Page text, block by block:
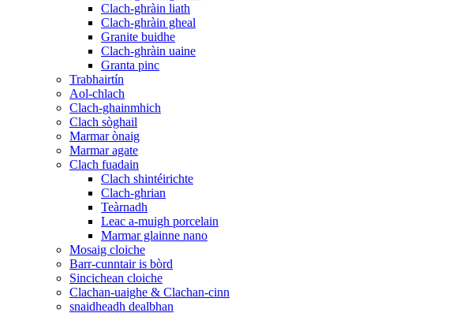
Clach-ghràin liath
Clach-ghràin gheal
Granite buidhe
Clach-ghràin uaine
Granta pinc
Trabhairtín
Aol-chlach
Clach-ghainmhich
Clach sòghail
Marmar ònaig
Marmar agate
Clach fuadain
Clach shintéirichte
Clach-ghrian
Teàrnadh
Leac a-muigh porcelain
Marmar glainne nano
Mosaig cloiche
Barr-cunntair is bòrd
Sincichean cloiche
Clachan-uaighe & Clachan-cinn
snaidheadh ​​​​​​dealbhan